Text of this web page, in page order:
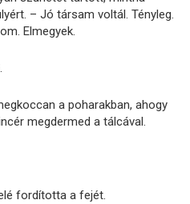
– Jó társam voltál. Tényleg.
Elmegyek.
a poharakban, ahogy
megdermed a tálcával.
fordította a fejét.